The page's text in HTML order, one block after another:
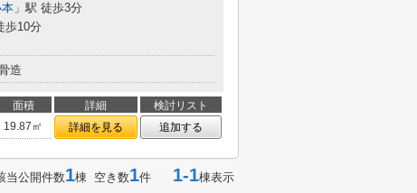
」駅 徒歩3分
歩10分
造
面積 詳細
検討リスト
19.87㎡ 詳細を見る 追加する
当公開件数1棟 空き数1件 1-1棟表示